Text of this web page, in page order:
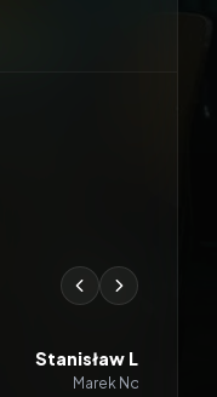
Stanisław Linowski
Marek Nowak